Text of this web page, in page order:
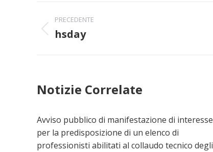
Naviga
tra
post
PRECEDENTE
Post
hsday
Notizie Correlate
Avviso pubblico di manifestazione di interesse
per la predisposizione di un elenco di
professionisti abilitati al collaudo tecnico degli